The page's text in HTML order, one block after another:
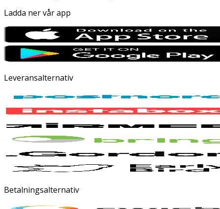
Ladda ner vår app
Leveransalternativ
Betalningsalternativ